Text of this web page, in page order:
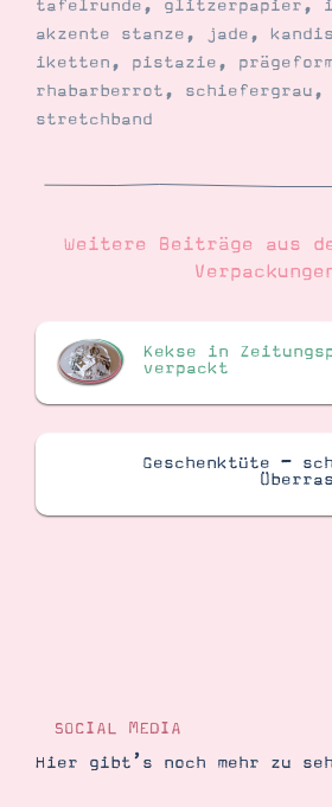
tafelrunde, glitzerpapier,
akzente stanze, jade,
iketten, pistazie,
rhabarberrot, schiefergrau,
stretchband
Weitere Beiträge aus
Kekse in
verpackt
Geschenktüte –
SOCIAL MEDIA
Hier gibt’s noch mehr zu